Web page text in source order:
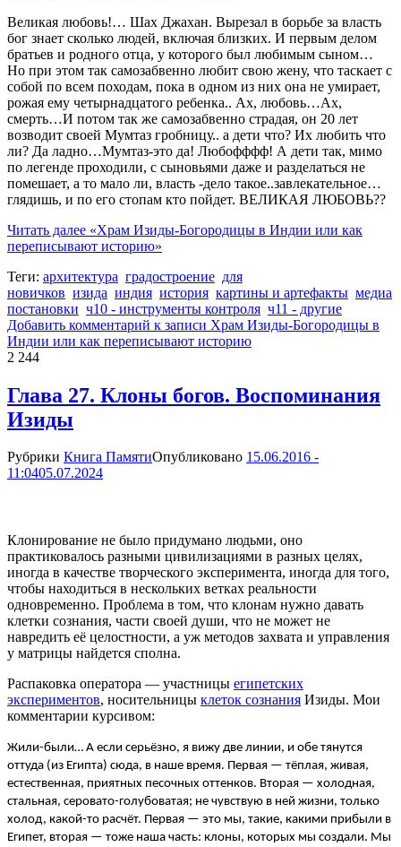
Великая любовь!… Шах Джахан. Вырезал в борьбе за власть
бог знает сколько людей, включая близких. И первым делом
братьев и родного отца, у которого был любимым сыном…
Но при этом так самозабвенно любит свою жену, что таскает с
собой по всем походам, пока в одном из них она не умирает,
рожая ему четырнадцатого ребенка.. Ах, любовь…Ах,
смерть…И потом так же самозабвенно страдая, он 20 лет
возводит своей Мумтаз гробницу.. а дети что? Их любить что
ли? Да ладно…Мумтаз-это да! Любофффф! А дети так, мимо
по легенде проходили, с сыновьями даже и разделаться не
помешает, а то мало ли, власть -дело такое..завлекательное…
глядишь, и по его стопам кто пойдет. ВЕЛИКАЯ ЛЮБОВЬ??
Читать далее «Храм Изиды-Богородицы в Индии или как
переписывают историю»
Теги: архитектура градостроение для
новичков изида индия история картины и артефакты медиа
постановки ч10 - инструменты контроля ч11 - другие
Добавить комментарий к записи Храм Изиды-Богородицы в
Индии или как переписывают историю
2 244
Глава 27. Клоны богов. Воспоминания
Изиды
Рубрики Книга ПамятиОпубликовано 15.06.2016 -
11:0405.07.2024
Клонирование не было придумано людьми, оно
практиковалось разными цивилизациями в разных целях,
иногда в качестве творческого эксперимента, иногда для того,
чтобы находиться в нескольких ветках реальности
одновременно. Проблема в том, что клонам нужно давать
клетки сознания, части своей души, что не может не
навредить её целостности, а уж методов захвата и управления
у матрицы найдется сполна.
Распаковка оператора — участницы египетских
экспериментов, носительницы клеток сознания Изиды. Мои
комментарии курсивом:
Жили-были… А если серьёзно, я вижу две линии, и обе тянутся
оттуда (из Египта) сюда, в наше время. Первая — тёплая, живая,
естественная, приятных песочных оттенков. Вторая — холодная,
стальная, серовато-голубоватая; не чувствую в ней жизни, только
холод, какой-то расчёт. Первая — это мы, такие, какими прибыли в
Египет, вторая — тоже наша часть: клоны, которых мы создали. Мы